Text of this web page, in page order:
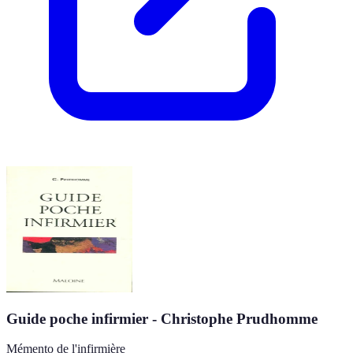
Guide poche infirmier - Christophe Prudhomme
Mémento de l'infirmière